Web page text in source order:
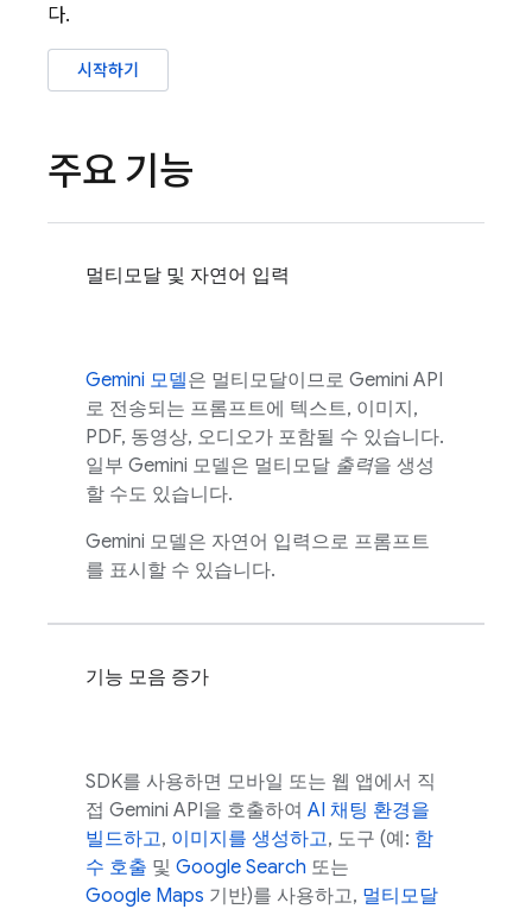
다.
시작하기
주요 기능
멀티모달 및 자연어 입력
Gemini 모델은 멀티모달이므로 Gemini API
로 전송되는 프롬프트에 텍스트, 이미지,
PDF, 동영상, 오디오가 포함될 수 있습니다.
일부 Gemini 모델은 멀티모달 출력을 생성
할 수도 있습니다.
Gemini 모델은 자연어 입력으로 프롬프트
를 표시할 수 있습니다.
기능 모음 증가
SDK를 사용하면 모바일 또는 웹 앱에서 직
접 Gemini API을 호출하여 AI 채팅 환경을
빌드하고, 이미지를 생성하고, 도구 (예: 함
수 호출 및 Google Search 또는
Google Maps 기반)를 사용하고, 멀티모달